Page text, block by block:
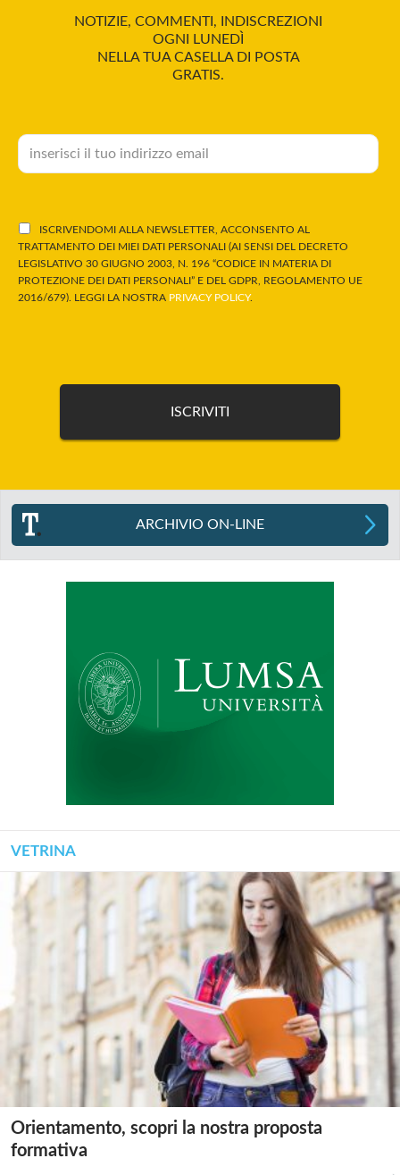
NOTIZIE, COMMENTI, INDISCREZIONI
OGNI LUNEDÌ
NELLA TUA CASELLA DI POSTA
GRATIS.
ISCRIVENDOMI ALLA NEWSLETTER, ACCONSENTO AL
TRATTAMENTO DEI MIEI DATI PERSONALI (AI SENSI DEL DECRETO
LEGISLATIVO 30 GIUGNO 2003, N. 196 “CODICE IN MATERIA DI
PROTEZIONE DEI DATI PERSONALI” E DEL GDPR, REGOLAMENTO UE
2016/679). LEGGI LA NOSTRA PRIVACY POLICY.
ARCHIVIO ON-LINE
VETRINA
Orientamento, scopri la nostra proposta
formativa